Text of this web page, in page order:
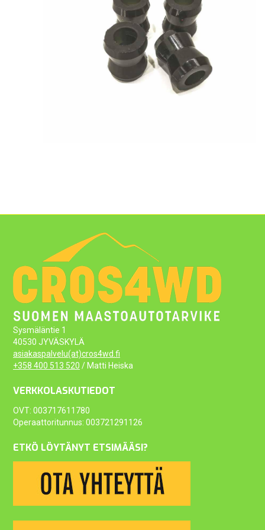
Sysmäläntie 1
40530 JYVÄSKYLÄ
asiakaspalvelu(at)cros4wd.fi
+358 400 513 520 / Matti Heiska
VERKKOLASKUTIEDOT
OVT: 003717611780
Operaattoritunnus: 003721291126
ETKÖ LÖYTÄNYT ETSIMÄÄSI?